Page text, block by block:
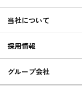
当社について
採用情報
グループ会社